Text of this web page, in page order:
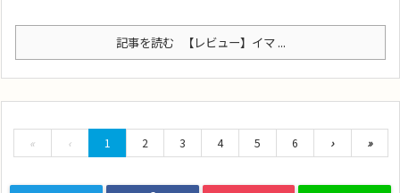
記事を読む 【レビュー】イマ ...
« ‹ 1 2 3 4 5 6 › »